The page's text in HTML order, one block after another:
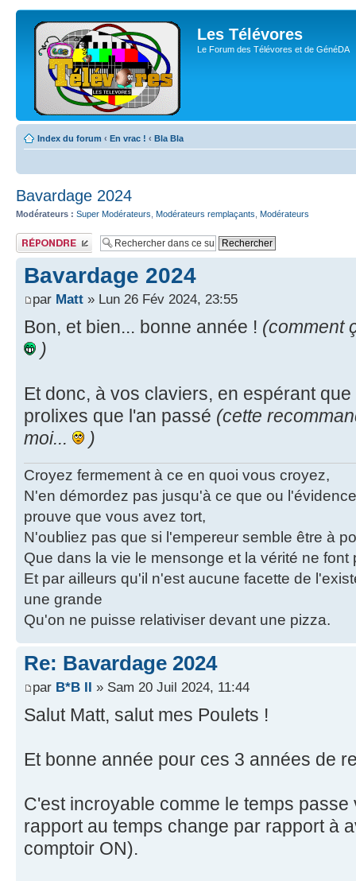
Les Télévores
Le Forum des Télévores et de GénéDA
Index du forum ‹ En vrac ! ‹ Bla Bla
Bavardage 2024
Modérateurs : Super Modérateurs Modérateurs remplaçants Modérateurs
Publier une
réponse
Bavardage 2024
par Matt » Lun 26 Fév 2024, 23:55
Bon, et bien... bonne année ! (comment
)
Et donc, à vos claviers, en espérant
prolixes que l'an passé (cette
moi...
)
Croyez fermement à ce en quoi vous croyez,
N'en démordez pas jusqu'à ce que ou
prouve que vous avez tort,
N'oubliez pas que si l'empereur semble être à
Que dans la vie le mensonge et la vérité ne font
Et par ailleurs qu'il n'est aucune facette de
une grande
Qu'on ne puisse relativiser devant une pizza.
Re: Bavardage 2024
par B*B II » Sam 20 Juil 2024, 11:44
Salut Matt, salut mes Poulets !
Et bonne année pour ces 3 années de
C'est incroyable comme le temps
rapport au temps change par rapport à
comptoir ON).